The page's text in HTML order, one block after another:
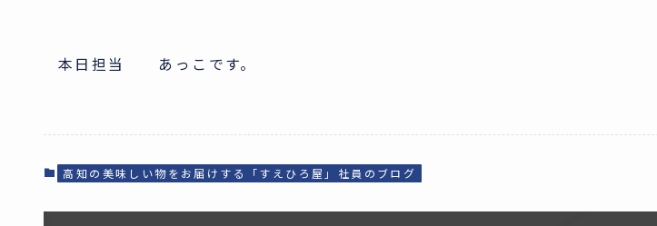
本日担当 あっこです。
高知の美味しい物をお届けする「すえひろ屋」社員のブログ